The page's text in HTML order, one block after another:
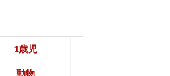
1歳児
動物